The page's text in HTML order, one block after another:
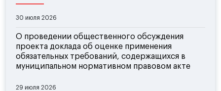
30 июля 2026
О проведении общественного обсуждения
проекта доклада об оценке применения
обязательных требований, содержащихся в
муниципальном нормативном правовом акте
29 июля 2026